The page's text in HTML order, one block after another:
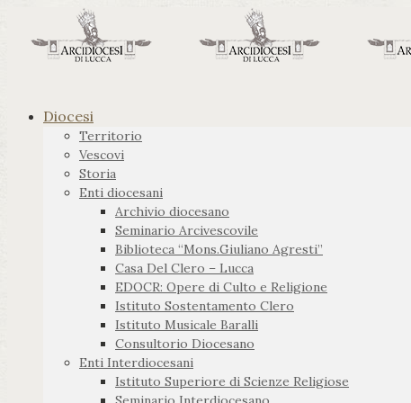
Diocesi
Territorio
Vescovi
Storia
Enti diocesani
Archivio diocesano
Seminario Arcivescovile
Biblioteca “Mons.Giuliano Agresti”
Casa Del Clero – Lucca
EDOCR: Opere di Culto e Religione
Istituto Sostentamento Clero
Istituto Musicale Baralli
Consultorio Diocesano
Enti Interdiocesani
Istituto Superiore di Scienze Religiose